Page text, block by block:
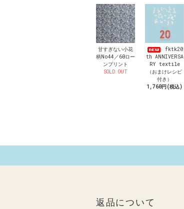
甘すぎない小花
柄No44／60ロー
ンプリント
SOLD OUT
fktk20
th ANNIVERSA
RY textile
（おまけレシピ
付き）
1,760円(税込)
返品について